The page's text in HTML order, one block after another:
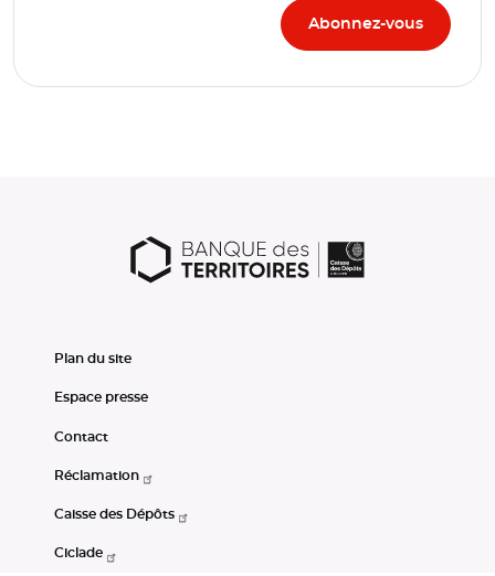
Plan du site
Espace presse
Contact
Réclamation
Caisse des Dépôts
Ciclade